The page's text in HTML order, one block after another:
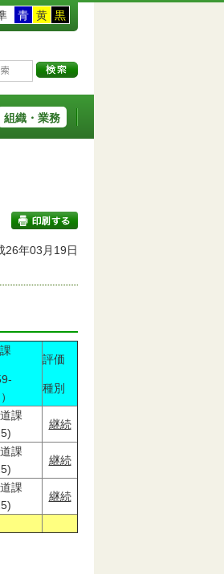
青 黄 黒
組織・業務
印刷する
26年03月19日
評価
種別
課
継続
課
継続
課
継続